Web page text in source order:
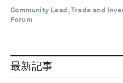
Community Lead, Trade and
Forum
最新記事